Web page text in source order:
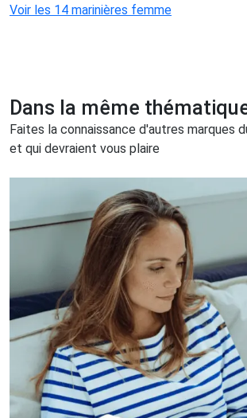
Voir les 14 marinières femme
Dans la même
Faites la connaissance d'autres marques
et qui devraient vous plaire